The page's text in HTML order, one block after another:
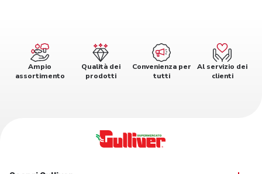
Ampio
assortimento
Qualità dei
prodotti
Convenienza per
tutti
Al servizio dei
clienti